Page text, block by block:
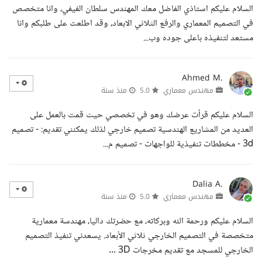
السلام عليكم استاذي الفاضل معك المهندس سلطان الفيفي، وانا متخصص
في التصميم المعماري والرفع الثلاثي الابعاد، وقد اطلعت على طلبكم وانا
مستعد لتنفيذه باعلى جوده وب...
Ahmed M.
مهندس معماري منذ سنة
السلام عليكم قرأت عرضك وهو في تخصصي حيث قمت بالعمل على
العديد من المشاريع الهندسية تصميم خارجي لذلك يمكنني تقديم: - تصميم
3d - مخططات تنفيذية للواجهات - تصميم م...
Dalia A.
مهندس معماري منذ سنة
السلام عليكم ورحمة الله وبركاته، مع حضرتك داليا، مهندسة معمارية
متخصصة في التصميم الخارجي ثلاثي الأبعاد. يسعدني تنفيذ التصميم
الخارجي للمسجد مع تقديم مخرجات 3D ...